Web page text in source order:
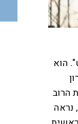
הוא
את הרוב
נראה